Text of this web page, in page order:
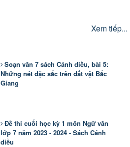
Xem tiếp...
Soạn văn 7 sách Cánh diều, bài 5:
Những nét đặc sắc trên đất vật Bắc
Giang
Đề thi cuối học kỳ 1 môn Ngữ văn
lớp 7 năm 2023 - 2024 - Sách Cánh
diều